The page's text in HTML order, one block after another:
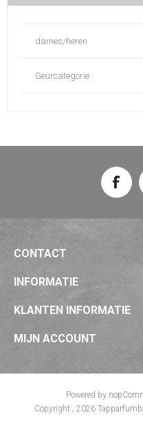
dames/heren
Geurcategorie
CONTACT
INFORMATIE
KLANTEN INFORMATIE
MIJN ACCOUNT
Powered by
Copyright ; 2026